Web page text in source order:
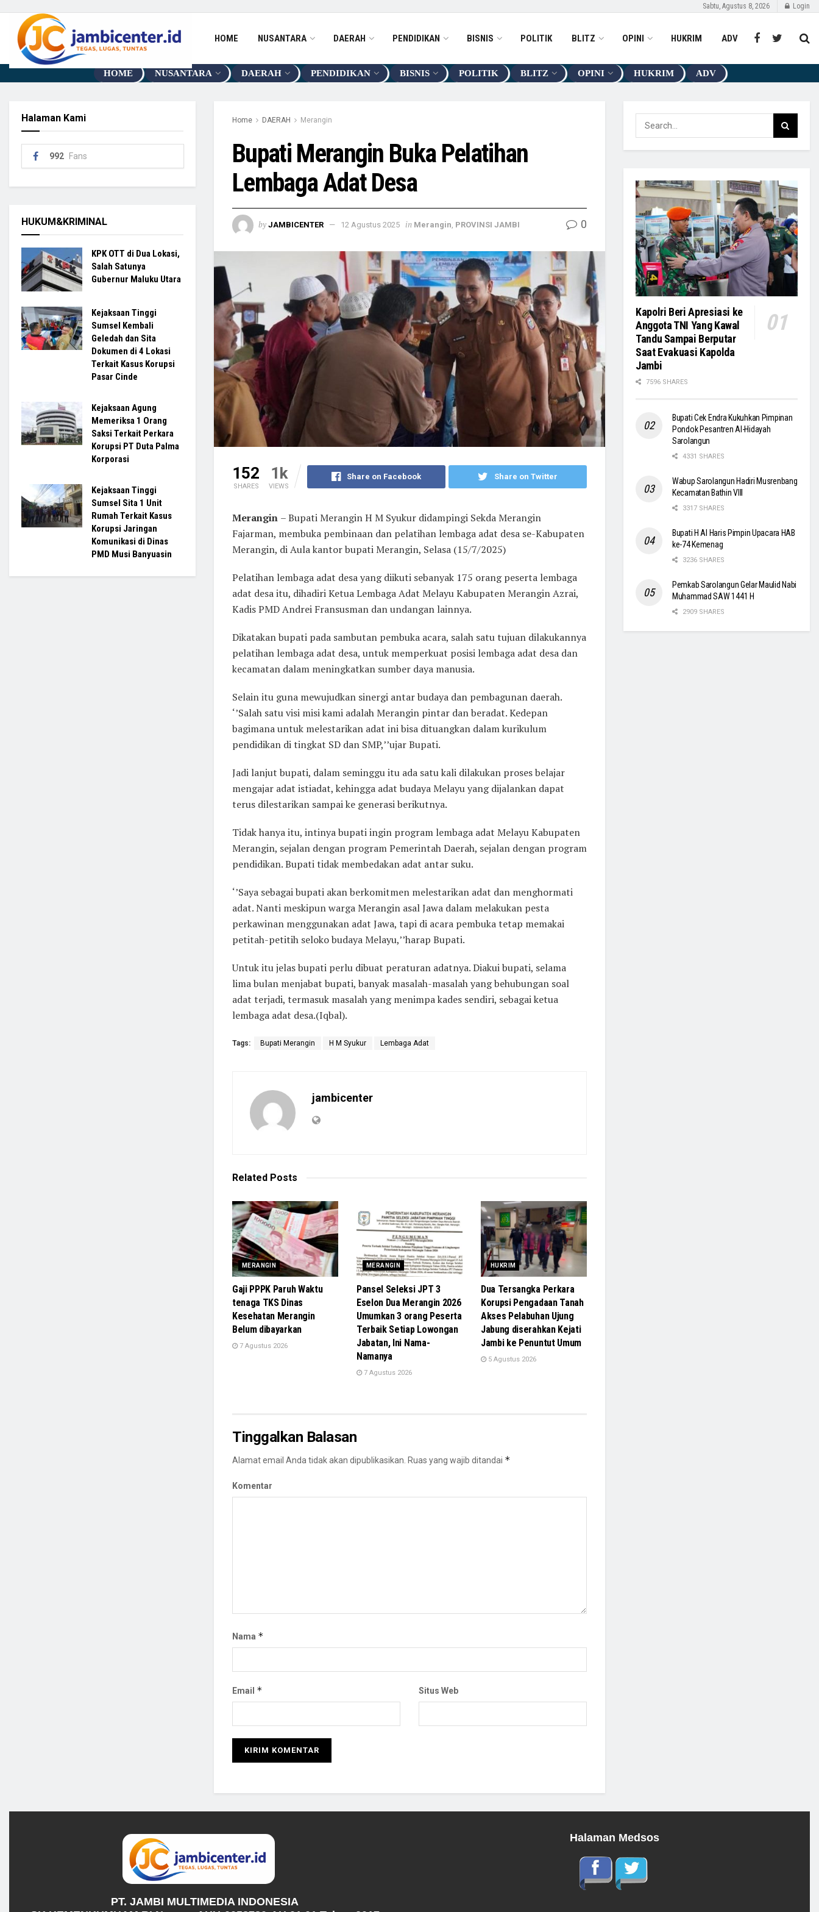
Sabtu, Agustus 8, 2026 Login
HOME NUSANTARA DAERAH PENDIDIKAN BISNIS POLITIK BLITZ OPINI HUKRIM ADV
HOME NUSANTARA DAERAH PENDIDIKAN BISNIS POLITIK BLITZ OPINI HUKRIM ADV
Home DAERAH Merangin
Bupati Merangin Buka Pelatihan
Lembaga Adat Desa
by JAMBICENTER 12 Agustus 2025 in Merangin PROVINSI JAMBI 0
152
SHARES
1k
VIEWS
Share on Facebook Share on Twitter
Merangin – Bupati Merangin H M Syukur didampingi Sekda Merangin
Fajarman, membuka pembinaan dan pelatihan lembaga adat desa se-Kabupaten
Merangin, di Aula kantor bupati Merangin, Selasa (15/7/2025)
Pelatihan lembaga adat desa yang diikuti sebanyak 175 orang peserta lembaga
adat desa itu, dihadiri Ketua Lembaga Adat Melayu Kabupaten Merangin Azrai,
Kadis PMD Andrei Fransusman dan undangan lainnya.
Dikatakan bupati pada sambutan pembuka acara, salah satu tujuan dilakukannya
pelatihan lembaga adat desa, untuk memperkuat posisi lembaga adat desa dan
kecamatan dalam meningkatkan sumber daya manusia.
Selain itu guna mewujudkan sinergi antar budaya dan pembagunan daerah.
‘’Salah satu visi misi kami adalah Merangin pintar dan beradat. Kedepan
bagimana untuk melestarikan adat ini bisa dituangkan dalam kurikulum
pendidikan di tingkat SD dan SMP,’’ujar Bupati.
Jadi lanjut bupati, dalam seminggu itu ada satu kali dilakukan proses belajar
mengajar adat istiadat, kehingga adat budaya Melayu yang dijalankan dapat
terus dilestarikan sampai ke generasi berikutnya.
Tidak hanya itu, intinya bupati ingin program lembaga adat Melayu Kabupaten
Merangin, sejalan dengan program Pemerintah Daerah, sejalan dengan program
pendidikan. Bupati tidak membedakan adat antar suku.
‘’Saya sebagai bupati akan berkomitmen melestarikan adat dan menghormati
adat. Nanti meskipun warga Merangin asal Jawa dalam melakukan pesta
perkawinan menggunakan adat Jawa, tapi di acara pembuka tetap memakai
petitah-petitih seloko budaya Melayu,’’harap Bupati.
Untuk itu jelas bupati perlu dibuat peraturan adatnya. Diakui bupati, selama
lima bulan menjabat bupati, banyak masalah-masalah yang behubungan soal
adat terjadi, termasuk masalah yang menimpa kades sendiri, sebagai ketua
lembaga adat desa.(Iqbal).
Tags: Bupati Merangin H M Syukur Lembaga Adat
jambicenter
Related Posts
MERANGIN
Gaji PPPK Paruh Waktu
tenaga TKS Dinas
Kesehatan Merangin
Belum dibayarkan
7 Agustus 2026
MERANGIN
Pansel Seleksi JPT 3
Eselon Dua Merangin 2026
Umumkan 3 orang Peserta
Terbaik Setiap Lowongan
Jabatan, Ini Nama-
Namanya
7 Agustus 2026
HUKRIM
Dua Tersangka Perkara
Korupsi Pengadaan Tanah
Akses Pelabuhan Ujung
Jabung diserahkan Kejati
Jambi ke Penuntut Umum
5 Agustus 2026
Tinggalkan Balasan
Alamat email Anda tidak akan dipublikasikan. Ruas yang wajib ditandai *
Komentar
Nama *
Email * Situs Web
Halaman Kami
992 Fans
HUKUM&KRIMINAL
KPK OTT di Dua Lokasi,
Salah Satunya
Gubernur Maluku Utara
Kejaksaan Tinggi
Sumsel Kembali
Geledah dan Sita
Dokumen di 4 Lokasi
Terkait Kasus Korupsi
Pasar Cinde
Kejaksaan Agung
Memeriksa 1 Orang
Saksi Terkait Perkara
Korupsi PT Duta Palma
Korporasi
Kejaksaan Tinggi
Sumsel Sita 1 Unit
Rumah Terkait Kasus
Korupsi Jaringan
Komunikasi di Dinas
PMD Musi Banyuasin
Kapolri Beri Apresiasi ke
Anggota TNI Yang Kawal
Tandu Sampai Berputar
Saat Evakuasi Kapolda
Jambi
7596 SHARES
Bupati Cek Endra Kukuhkan Pimpinan
Pondok Pesantren Al-Hidayah
Sarolangun
4331 SHARES
Wabup Sarolangun Hadiri Musrenbang
Kecamatan Bathin VIII
3317 SHARES
Bupati H Al Haris Pimpin Upacara HAB
ke-74 Kemenag
3236 SHARES
Pemkab Sarolangun Gelar Maulid Nabi
Muhammad SAW 1441 H
2909 SHARES
PT. JAMBI MULTIMEDIA INDONESIA
Halaman Medsos